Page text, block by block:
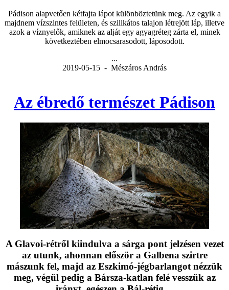
Pádison alapvetően kétfajta lápot különböztetünk meg. Az egyik a
majdnem vízszintes felületen, és szilikátos talajon létrejött láp, illetve
azok a víznyelők, amiknek az alját egy agyagréteg zárta el, minek
következtében elmocsarasodott, láposodott.
...
2019-05-15 - Mészáros András
Az ébredő természet Pádison
A Glavoi-rétről kiindulva a sárga pont jelzésen vezet
az utunk, ahonnan először a Galbena szirtre
mászunk fel, majd az Eszkimó-jégbarlangot nézzük
meg, végül pedig a Bársza-katlan felé vesszük az